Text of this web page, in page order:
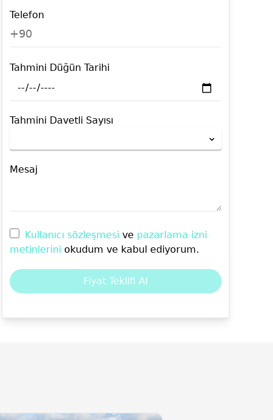
Telefon
+90
Tahmini Düğün Tarihi
Tahmini Davetli Sayısı
Mesaj
Kullanıcı sözleşmesi ve pazarlama izni
metinlerini okudum ve kabul ediyorum.
Fiyat Teklifi Al